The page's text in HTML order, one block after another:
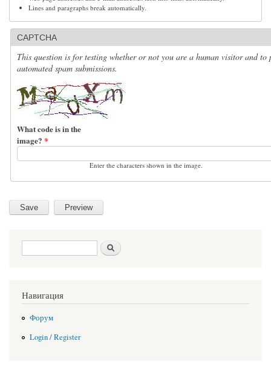
Lines and paragraphs break automatically.
CAPTCHA
This question is for testing whether or not you are a human visitor and to
automated spam submissions.
What code is in the
image? *
Enter the characters shown in the image.
Search form
Навигация
Форум
Login / Register